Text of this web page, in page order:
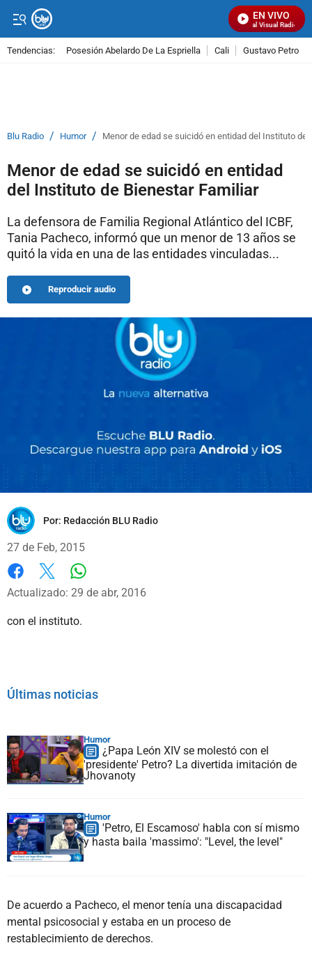
EN VIVO
Señal Visual Radio
Tendencias: Posesión Abelardo De La Espriella Cali Gustavo Petro
Blu Radio / Humor / Menor de edad se suicidó en entidad del Instituto de
Menor de edad se suicidó en entidad
del Instituto de Bienestar Familiar
La defensora de Familia Regional Atlántico del ICBF,
Tania Pacheco, informó que un menor de 13 años se
quitó la vida en una de las entidades vinculadas...
Reproducir audio
Por: Redacción BLU Radio
27 de Feb, 2015
Facebook
X
Actualizado: 29 de abr, 2016
con el instituto.
Últimas noticias
Humor
¿Papa León XIV se molestó con el
'presidente' Petro? La divertida imitación de
Jhovanoty
Humor
'Petro, El Escamoso' habla con sí mismo
y hasta baila 'massimo': "Level, the level"
De acuerdo a Pacheco, el menor tenía una discapacidad
mental psicosocial y estaba en un proceso de
restablecimiento de derechos.